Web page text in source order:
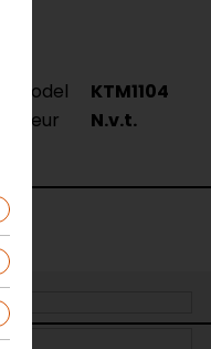
Model
KTM1104
Kleur
N.v.t.